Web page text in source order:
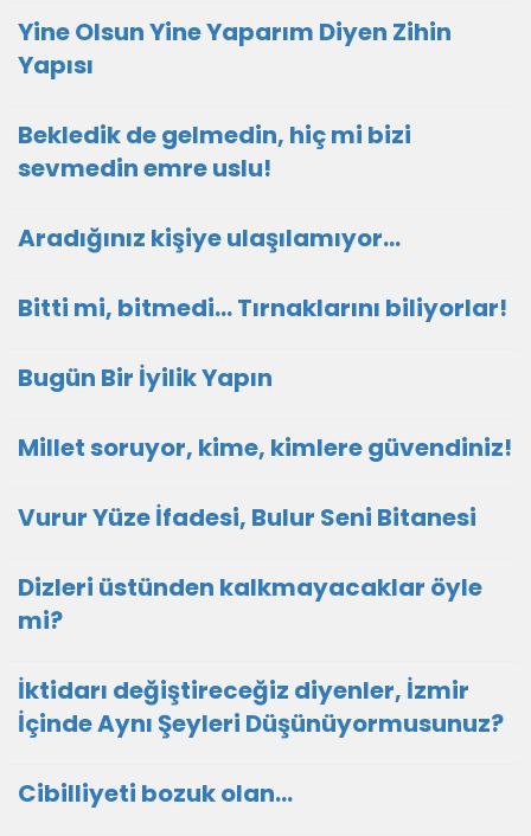
Yine Olsun Yine Yaparım Diyen Zihin
Yapısı
Bekledik de gelmedin, hiç mi bizi
sevmedin emre uslu!
Aradığınız kişiye ulaşılamıyor...
Bitti mi, bitmedi... Tırnaklarını biliyorlar!
Bugün Bir İyilik Yapın
Millet soruyor, kime, kimlere güvendiniz!
Vurur Yüze İfadesi, Bulur Seni Bitanesi
Dizleri üstünden kalkmayacaklar öyle
mi?
İktidarı değiştireceğiz diyenler, İzmir
İçinde Aynı Şeyleri Düşünüyormusunuz?
Cibilliyeti bozuk olan...